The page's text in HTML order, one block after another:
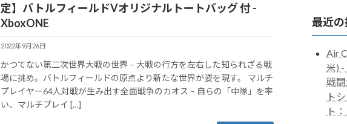
定】バトルフィールドVオリジナルトートバッグ 付 -
XboxONE
2022年9月26日
かつてない第二次世界大戦の世界 – 大戦の行方を左右した知られざる戦
場に挑め。バトルフィールドの原点より新たな世界が姿を現す。 マルチ
プレイヤー64人対戦が生み出す全面戦争のカオス – 自らの「中隊」を率
い、マルチプレイ […]
最近の
Air
米) -
戦
ト
ト